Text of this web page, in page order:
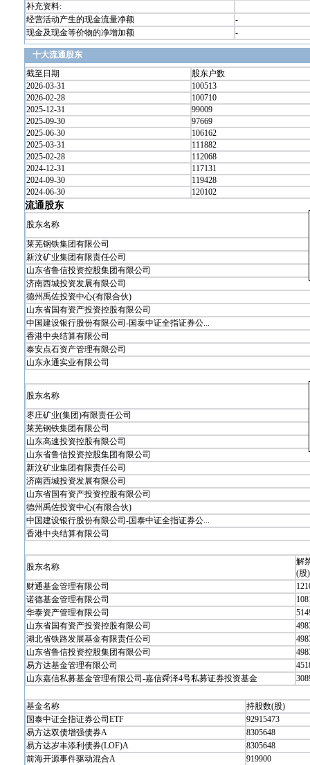
补充资料:
经营活动产生的现金流量净额
-
现金及现金等价物的净增加额
-
十大流通股东
截至日期
股东户数
2026-03-31
100513
2026-02-28
100710
2025-12-31
99009
2025-09-30
97669
2025-06-30
106162
2025-03-31
111882
2025-02-28
112068
2024-12-31
117131
2024-09-30
119428
2024-06-30
120102
流通股东
股东名称
莱芜钢铁集团有限公司
新汶矿业集团有限责任公司
山东省鲁信投资控股集团有限公司
济南西城投资发展有限公司
德州禹佐投资中心(有限合伙)
山东省国有资产投资控股有限公司
中国建设银行股份有限公司-国泰中证全指证券公...
香港中央结算有限公司
泰安点石资产管理有限公司
山东永通实业有限公司
股东名称
枣庄矿业(集团)有限责任公司
莱芜钢铁集团有限公司
山东高速投资控股有限公司
山东省鲁信投资控股集团有限公司
新汶矿业集团有限责任公司
济南西城投资发展有限公司
山东省国有资产投资控股有限公司
德州禹佐投资中心(有限合伙)
中国建设银行股份有限公司-国泰中证全指证券公...
香港中央结算有限公司
股东名称
解
(股)
财通基金管理有限公司
诺德基金管理有限公司
华泰资产管理有限公司
山东省国有资产投资控股有限公司
湖北省铁路发展基金有限责任公司
山东省鲁信投资控股集团有限公司
易方达基金管理有限公司
山东嘉信私募基金管理有限公司-嘉信舜泽4号私募证券投资基金
基金名称
持股数(股)
国泰中证全指证券公司ETF
92915473
易方达双债增强债券A
8305648
易方达岁丰添利债券(LOF)A
8305648
前海开源事件驱动混合A
919900